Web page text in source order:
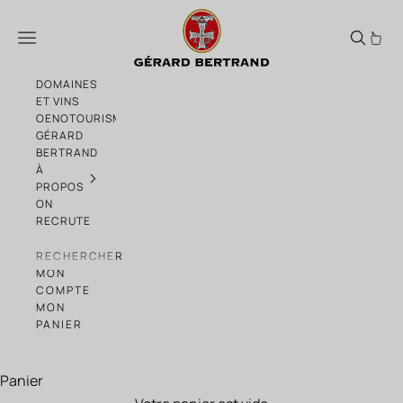
Gérard Bertrand Château La Soujeole
Menu
DOMAINES
ET VINS
OENOTOURISME
GÉRARD
BERTRAND
À
PROPOS
ON
RECRUTE
RECHERCHER
MON
COMPTE
MON
PANIER
Panier